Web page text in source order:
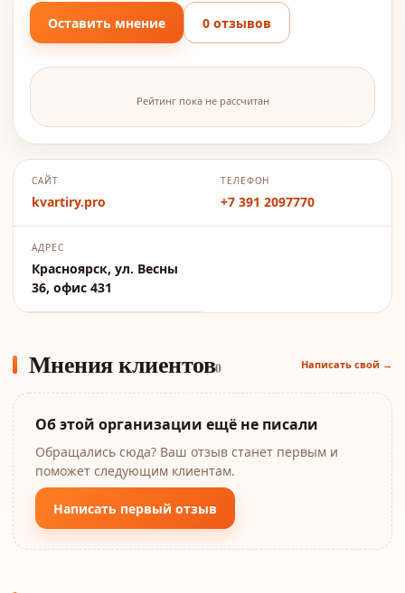
Оставить мнение 0 отзывов
Рейтинг пока не рассчитан
САЙТ
kvartiry.pro
ТЕЛЕФОН
+7 391 2097770
АДРЕС
Красноярск, ул. Весны
36, офис 431
Мнения клиентов0 Написать свой →
Об этой организации ещё не писали
Обращались сюда? Ваш отзыв станет первым и
поможет следующим клиентам.
Написать первый отзыв